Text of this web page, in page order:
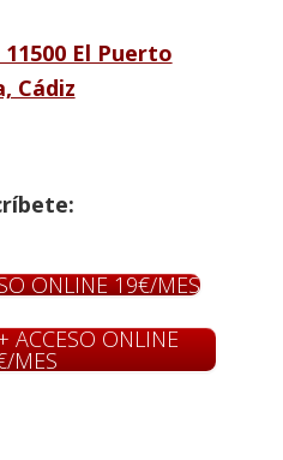
11500 El Puerto
Cádiz
ONLINE 19€/MES
ACCESO ONLINE
MES